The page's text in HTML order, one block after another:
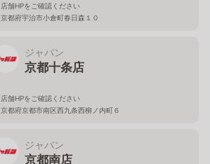
店舗HPをご確認ください
京都府宇治市小倉町春日森１０
ジャパン
京都十条店
店舗HPをご確認ください
京都府京都市南区西九条西柳ノ内町６
ジャパン
京都南店